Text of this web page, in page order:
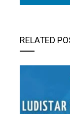
RELATED